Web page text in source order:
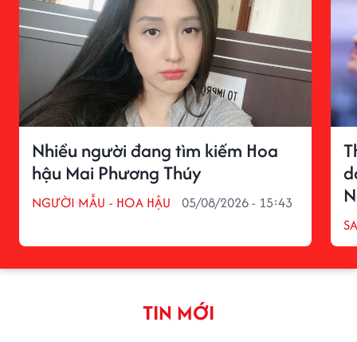
Nhiều người đang tìm kiếm Hoa
hậu Mai Phương Thúy
NGƯỜI MẪU - HOA HẬU 05/08/2026 - 15:43
TIN MỚI